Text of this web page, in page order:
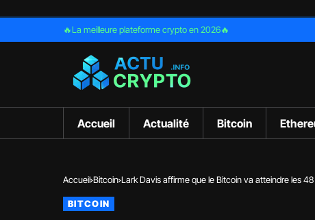
🔥La meilleure plateforme crypto en 2026🔥
Accueil Actualité Bitcoin
Accueil Bitcoin Lark Davis affirme que le Bitcoin va atteindre les
BITCOIN